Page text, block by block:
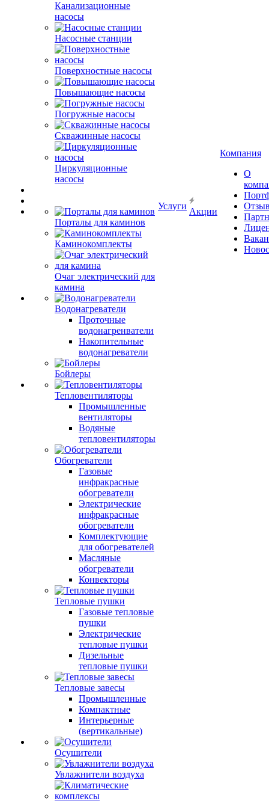
Канализационные
насосы
Насосные станции
Поверхностные насосы
Повышающие насосы
Погружные насосы
Скважинные насосы
Циркуляционные
насосы
Порталы для каминов
Каминокомплекты
Очаг электрический для
камина
Водонагреватели
Проточные
водонагренватели
Накопительные
водонагреватели
Бойлеры
Тепловентиляторы
Промышленные
вентиляторы
Водяные
тепловентиляторы
Обогреватели
Газовые
инфракрасные
обогреватели
Электрические
инфракрасные
обогреватели
Комплектующие
для обогревателей
Масляные
обогреватели
Конвекторы
Тепловые пушки
Газовые тепловые
пушки
Электрические
тепловые пушки
Дизельные
тепловые пушки
Тепловые завесы
Промышленные
Компактные
Интерьерные
(вертикальные)
Осушители
Увлажнители воздуха
Услуги
Акции
Компания
О